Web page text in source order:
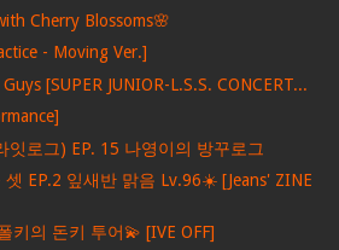
Cherry Blossoms🌸
- Moving Ver.]
[SUPER JUNIOR-L.S.S. CONCERT...
잇로그) EP. 15 나영이의 방꾸로그
EP.2 잎새반 맑음 Lv.96☀️ [Jeans' ZINE
키의 돈키 투어💫 [IVE OFF]